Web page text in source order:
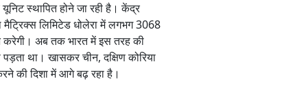
स्थापित होने जा रही है। केंद्र
लिमिटेड धोलेरा में लगभग 3068
करेगी। अब तक भारत में इस तरह की
था। खासकर चीन, दक्षिण कोरिया
की दिशा में आगे बढ़ रहा है।